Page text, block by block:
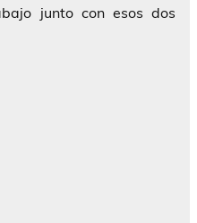
junto con esos dos